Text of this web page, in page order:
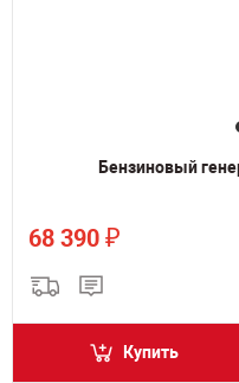
Бензиновый
68 390 ₽
Купить